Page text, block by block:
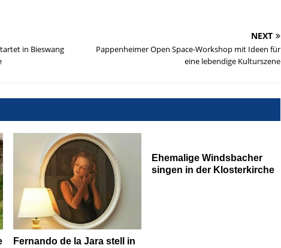
in Bieswang
NEXT
Pappenheimer Open Space-Workshop mit Ideen für
eine lebendige Kulturszene
Fernando de la Jara stell in
Ehemalige Windsbacher
singen in der Klosterkirche